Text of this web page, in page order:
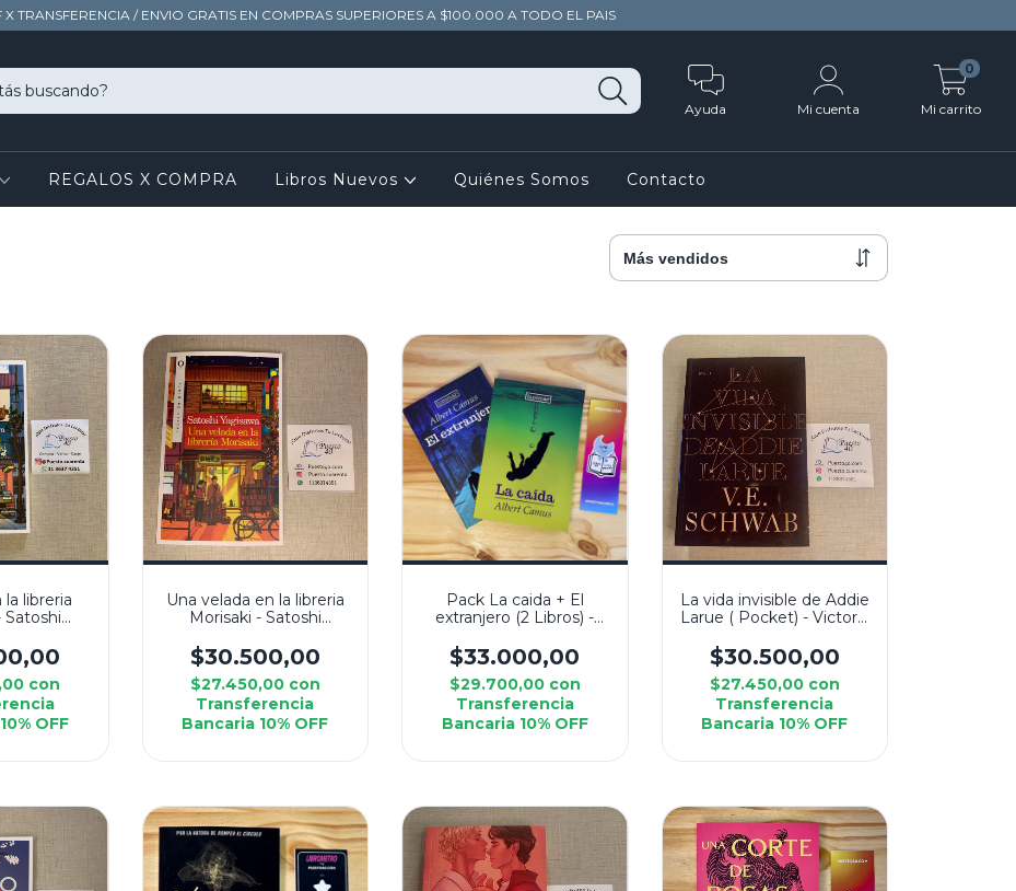
X TRANSFERENCIA / ENVIO GRATIS EN COMPRAS SUPERIORES A $100.000 A TODO EL PAIS
Ayuda Mi cuenta Mi carrito
0
REGALOS X COMPRA Libros Nuevos Quiénes Somos Contacto
la libreria
Satoshi
con
OFF
Una velada en la libreria
Morisaki - Satoshi
$30.500,00
$27.450,00 con
Transferencia
Bancaria 10% OFF
Pack La caida + El
extranjero (2 Libros) -
$33.000,00
$29.700,00 con
Transferencia
Bancaria 10% OFF
La vida invisible de Addie
Larue ( Pocket) - Victoria
$30.500,00
$27.450,00 con
Transferencia
Bancaria 10% OFF